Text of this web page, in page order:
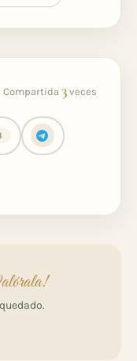
Compartida 3 veces